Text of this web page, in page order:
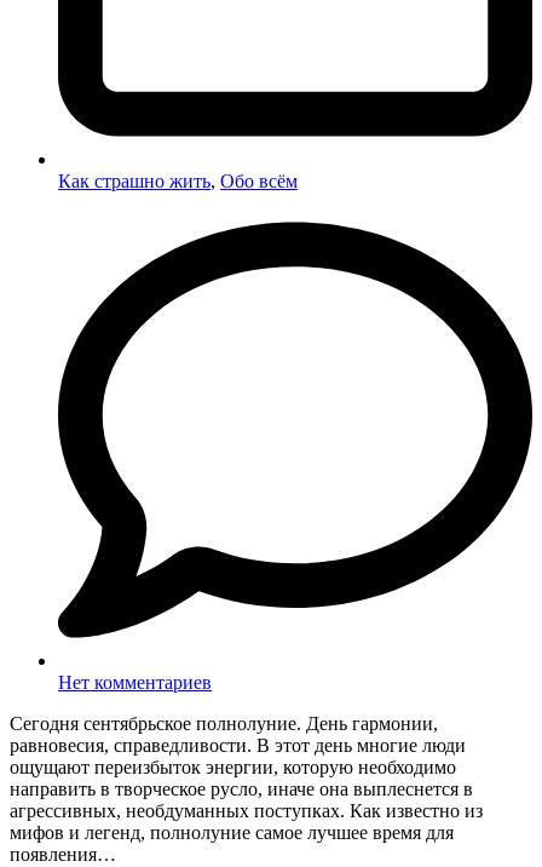
Как страшно жить, Обо всём
Нет комментариев
Сегодня сентябрьское полнолуние. День гармонии,
равновесия, справедливости. В этот день многие люди
ощущают переизбыток энергии, которую необходимо
направить в творческое русло, иначе она выплеснется в
агрессивных, необдуманных поступках. Как известно из
мифов и легенд, полнолуние самое лучшее время для
появления…